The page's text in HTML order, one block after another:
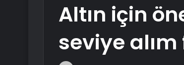
Altın için
seviye alım